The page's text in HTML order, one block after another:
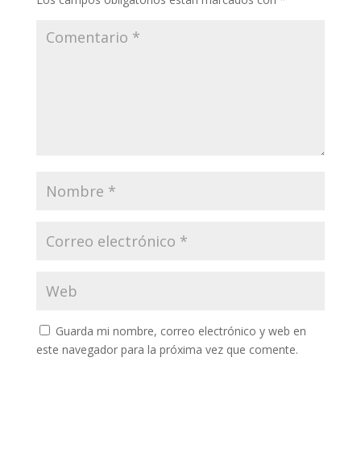
Guarda mi nombre, correo electrónico y web en
este navegador para la próxima vez que comente.